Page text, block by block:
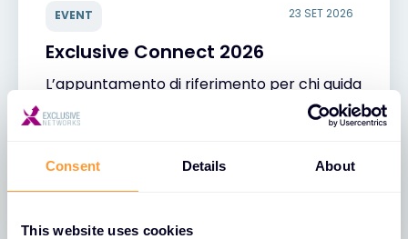
Consent Details About
This website uses cookies
EVENT 23 SET 2026
Exclusive Connect 2026
L’appuntamento di riferimento per chi guida
l’innovazione. Un’esperienza immersiva tra
insieme il futuro della cybersecurity.